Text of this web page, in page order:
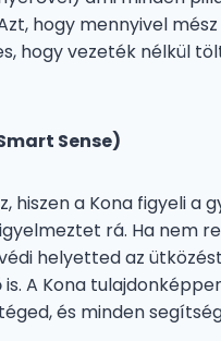
hogy mennyivel
hogy vezeték nélkül
Sense)
hiszen a Kona figyeli
rá. Ha nem
helyetted az
A Kona
és minden